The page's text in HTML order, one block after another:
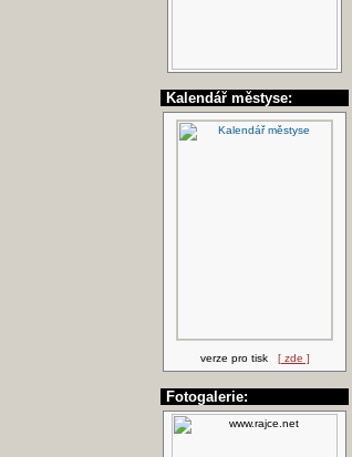
Kalendář městyse:
verze pro tisk [ zde ]
Fotogalerie: